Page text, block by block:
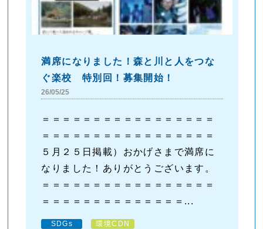
満席になりました！森と川と人をつな
ぐ楽校 特別回！募集開始！
26/05/25
＝＝＝＝＝＝＝＝＝＝＝＝＝＝＝＝＝
＝＝＝＝＝＝＝＝＝＝＝＝＝＝＝＝＝
５月２５日掲載）おかげさまで満席に
なりました！ありがとうございます。
＝＝＝＝＝＝＝＝＝＝＝＝＝＝＝＝＝
＝＝＝＝＝＝＝＝＝＝＝＝＝＝...
SDGs 環境CDN